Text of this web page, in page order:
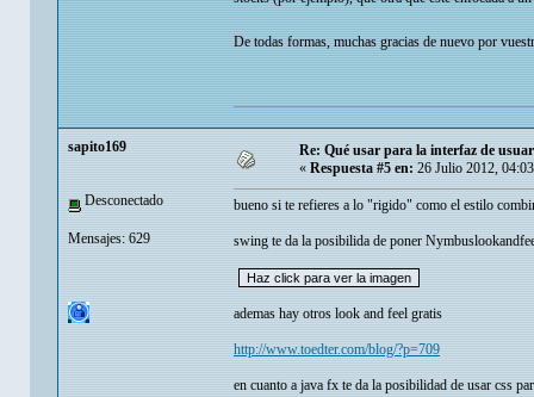
De todas formas, muchas gracias de nuevo por
sapito169
Desconectado
Mensajes: 629
Re: Qué usar para la interfaz de
« Respuesta #5 en: 26 Julio 2012,
bueno si te refieres a lo "rigido" como el estilo
swing te da la posibilida de poner
ademas hay otros look and feel gratis
http://www.toedter.com/blog/?p=709
en cuanto a java fx te da la posibilidad de usar css